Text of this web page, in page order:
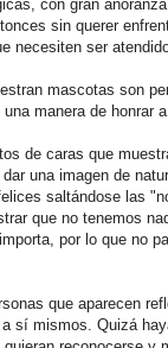
con gran
sin querer
necesiten ser
mascotas son
manera de honrar
de caras que
una imagen de
saltándose las
que no tenemos
por lo que no
que aparecen
sí mismos. Quizá